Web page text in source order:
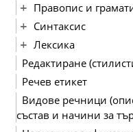
Правопис и
Синтаксис
Лексика
Редактиране
Речев етикет
Видове речници
състав и начини за